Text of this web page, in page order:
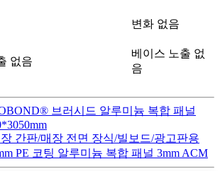
변화 없음
없음
베이스 노출 없
음
브러시드 알루미늄 복합 패널
간판/매장 전면 장식/빌보드/광고판용
PE 코팅 알루미늄 복합 패널 3mm ACM